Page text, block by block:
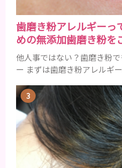
歯磨き粉アレルギーっ
めの無添加歯磨き粉を
他人事ではない？歯磨き粉
ー まずは歯磨き粉アレルギ
まれるアレルギーを起こす
普段お使いの歯磨き粉に含
レルギーを引き起こすおそ
すね。 •フッ素･･･歯の表面
たり、虫歯と防ぐ働きを持つ
粉の風味や爽...